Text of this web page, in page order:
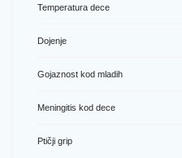
Temperatura dece
Dojenje
Gojaznost kod mladih
Meningitis kod dece
Ptičji grip